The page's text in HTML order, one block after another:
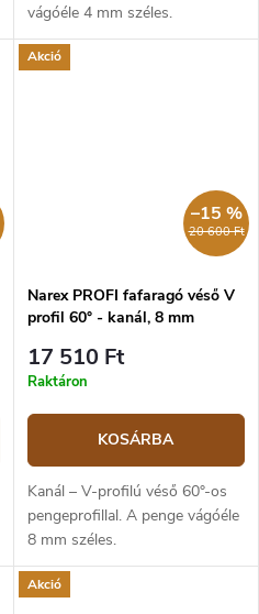
vágóéle 4 mm széles.
Akció
20 600 Ft
–15 %
Narex PROFI fafaragó véső V
profil 60° - kanál, 8 mm
17 510 Ft
Raktáron
KOSÁRBA
Kanál – V-profilú véső 60°-os
pengeprofillal. A penge vágóéle
8 mm széles.
Akció